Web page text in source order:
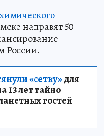
направят 50
России.
«сетку»для
13 лет тайно
гостей